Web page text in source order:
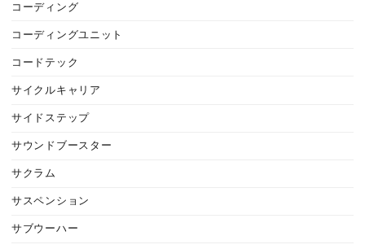
コーディング
コーディングユニット
コードテック
サイクルキャリア
サイドステップ
サウンドブースター
サクラム
サスペンション
サブウーハー